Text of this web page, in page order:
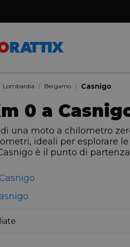
Lombardia Bergamo Casnigo
0 a
una moto a chilometro
ideali per esplorare
è il punto di